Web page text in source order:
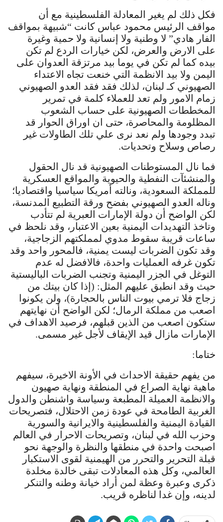
فكل ذلك لم يغير المعادلة الفلسطينية مع أن
مواقف الرئيس محمود عباس كانت “شبيهة بمواقف
الفار هادي” لا وطنية ولا إنسانية ولا حمية وغيرة
على الارض والعرض، لكن خيارات الردع لم تكن
بيده كما لم تكن في يوما بيد مرتزقة العدوان على
اليمن ولا بيد الانظمة التي خنعت تجاه الاعتداء
الصهيوني كـ لبنان، لذلك فقد فقد العدو الصهيوني
زمام الامور ولم تعد للعملاء كلمة في تمرير
المخططات الصهيونية على حساب الشعوب
المظلومة والمحاصرة، حتى ان اوراق الحوار قد
تبدد وجودها ولم نعد نرى علي تلك الطاولات غير
رصاص وسلاح وتحديات.
فما نال المستوطنات الصهيونية قد نال الحقول
والمنشئآت النفطية والحيوية والمواقع العسكرية
للمملكة السعودية، ونالته أمريكا سياسيا واقتصاديا؛
وناله العدو الصهيوني بفضح ورقة التطبيع المدنسة،
لكن الواضح أن دولة الإمارات العبرية لم تتأدب
وتاخذ التهديدات اليمنية بعين الاعتبار، وقد نلحظ في
ساعات قريبة سقوط مدوي لمملكتهم الزجاجية،
وقد تكون الضربات ليست يمنية، فالمحور واحد وقد
تكون غرفه العمليات واحدة، فالافضل له عدم
التوغل في الجزر اليمنية وتجنب الضربات الباليستية
حيث وقد انطبق عليهم المثل: (إذا كان بيتك من
زجاج فلا ترمي بيوت الناس بالحجارة)، ولن يكونوا
اصعب من مملكة الرمال؛ لكن الواضح أن نهايتهم
ستكون اصعب من الذين قبلهم، فرصيد الاهداف في
الإمارات مازال قيد الإيقاف لأجل غير مسمى.
ختاما:
من يفهم حقيقة الاحداث في الأونة الاخيرة، سيفهم
ماهية نهاية الصراع في المنطقة ونهاية صهيون
والانظمة العميلة المطبعة وسياسة واشنطن والدول
الغربية الطامحة في عودة زمن الاحتلال، فتصريحات
القيادة اليمنية والفلسطينية والايرانية والسورية
وحزب الله في لبنان، وتصريحات الاحرار في العالم
اصبحت واحدة في منطقها والنظرة والوجهة نحو
قبلة التحرير والتحرر من الهيمنية لقوى الاستكبار
العالمي، وكل هذه المعادلات تبقى خالدة مخلدة
ذكرى وعبرة وعظة لمن أراد خيانة وطنه والتنكر
لدينه، وإن غدا لناظره قريب.